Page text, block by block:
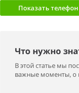
Показать телефон
Что нужно
В этой статье мы
важные моменты, о